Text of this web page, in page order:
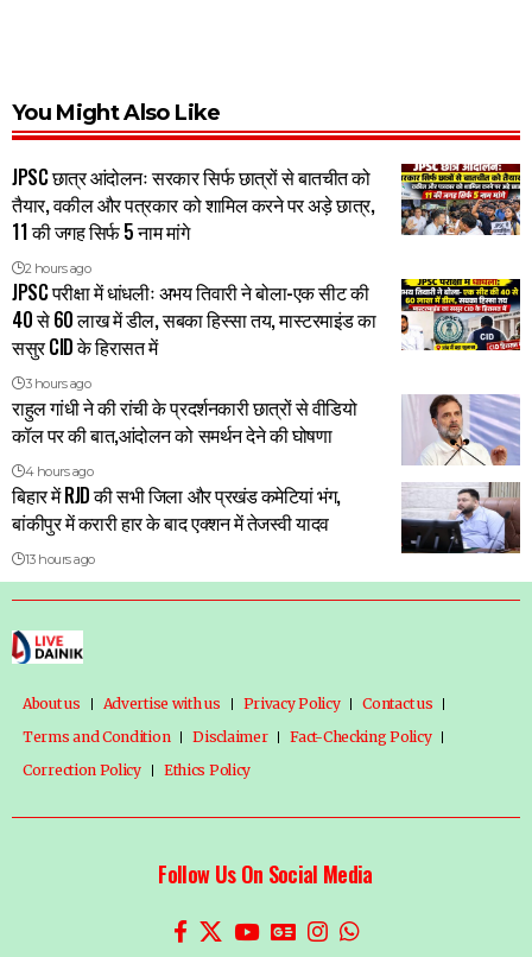
You Might Also Like
JPSC छात्र आंदोलनः सरकार सिर्फ छात्रों से बातचीत को
तैयार, वकील और पत्रकार को शामिल करने पर अड़े छात्र,
11 की जगह सिर्फ 5 नाम मांगे
2 hours ago
JPSC परीक्षा में धांधलीः अभय तिवारी ने बोला-एक सीट की
40 से 60 लाख में डील, सबका हिस्सा तय, मास्टरमाइंड का
ससुर CID के हिरासत में
3 hours ago
राहुल गांधी ने की रांची के प्रदर्शनकारी छात्रों से वीडियो
कॉल पर की बात,आंदोलन को समर्थन देने की घोषणा
4 hours ago
बिहार में RJD की सभी जिला और प्रखंड कमेटियां भंग,
बांकीपुर में करारी हार के बाद एक्शन में तेजस्वी यादव
13 hours ago
About us Advertise with us Privacy Policy
Contact us
Terms and Condition
Disclaimer
Fact-Checking Policy
Correction Policy
Ethics Policy
Follow Us On Social Media